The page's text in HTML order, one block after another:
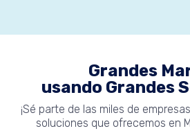
Grandes
usando Grandes
¡Sé parte de las miles de
soluciones que ofrecemos en